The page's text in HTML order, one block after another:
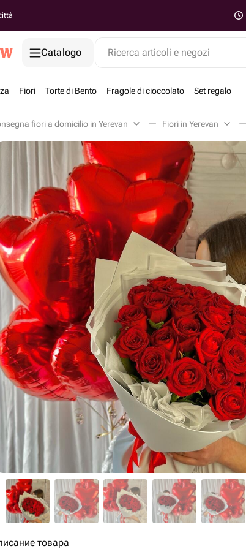
Catalogo Ricerca articoli e negozi
Fiori Torte di Bento Fragole di cioccolato Set regalo
fiori a domicilio in Yerevan Fiori in Yerevan
товара